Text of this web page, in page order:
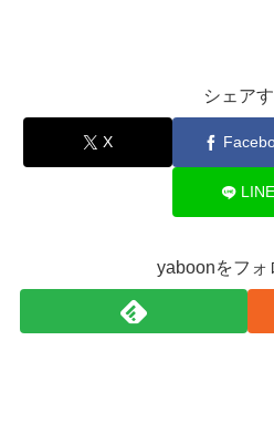
シェア
X
LINE
yaboonをフォ